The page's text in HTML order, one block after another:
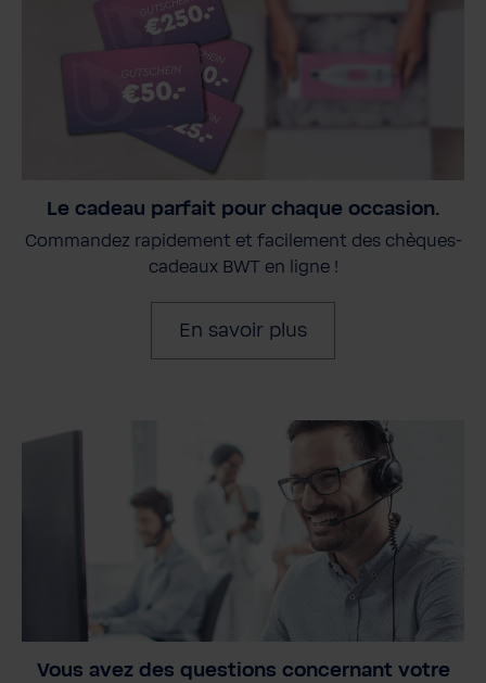
Le cadeau parfait pour chaque occasion.
Commandez rapidement et facilement des chèques-
cadeaux BWT en ligne !
En savoir plus
Vous avez des questions concernant votre